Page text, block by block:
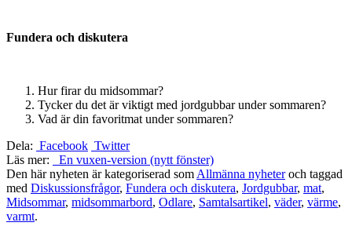
Fundera och diskutera
Hur firar du midsommar?
Tycker du det är viktigt med jordgubbar under sommaren?
Vad är din favoritmat under sommaren?
Dela: Facebook Twitter
Läs mer:
En vuxen-version (nytt fönster)
Den här nyheten är kategoriserad som Allmänna nyheteroch taggad
med Diskussionsfrågor, Fundera och diskutera, Jordgubbar, mat,
Midsommar, midsommarbord, Odlare, Samtalsartikel, väder, värme,
varmt.